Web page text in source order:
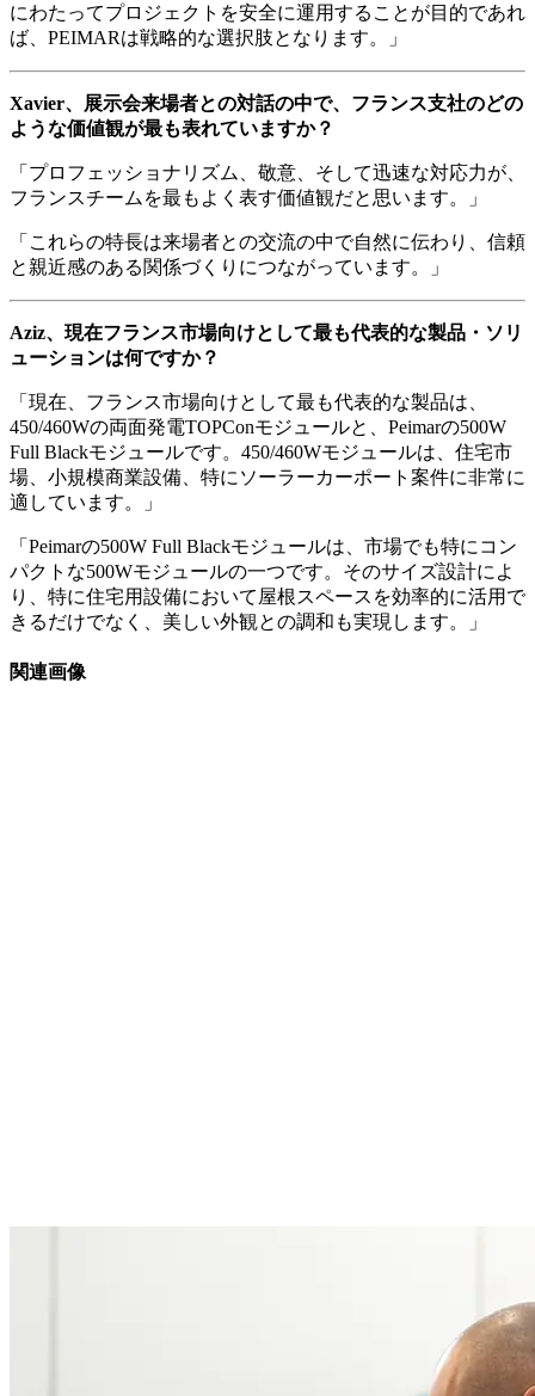
にわたってプロジェクトを安全に運用することが目的であれ
ば、PEIMARは戦略的な選択肢となります。」
Xavier、展示会来場者との対話の中で、フランス支社のどの
ような価値観が最も表れていますか？
「プロフェッショナリズム、敬意、そして迅速な対応力が、
フランスチームを最もよく表す価値観だと思います。」
「これらの特長は来場者との交流の中で自然に伝わり、信頼
と親近感のある関係づくりにつながっています。」
Aziz、現在フランス市場向けとして最も代表的な製品・ソリ
ューションは何ですか？
「現在、フランス市場向けとして最も代表的な製品は、
450/460Wの両面発電TOPConモジュールと、Peimarの500W
Full Blackモジュールです。450/460Wモジュールは、住宅市
場、小規模商業設備、特にソーラーカーポート案件に非常に
適しています。」
「Peimarの500W Full Blackモジュールは、市場でも特にコン
パクトな500Wモジュールの一つです。そのサイズ設計によ
り、特に住宅用設備において屋根スペースを効率的に活用で
きるだけでなく、美しい外観との調和も実現します。」
関連画像